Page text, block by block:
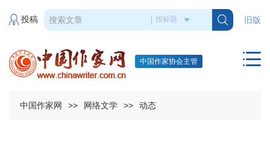
旧版
投稿
中国作家协会主管
中国作家网 >> 网络文学 >> 动态